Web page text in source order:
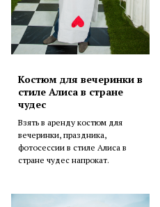
Костюм для вечеринки в
стиле Алиса в стране
чудес
Взять в аренду костюм для
вечеринки, праздника,
фотосессии в стиле Алиса в
стране чудес напрокат.